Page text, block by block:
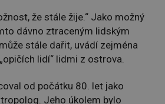
že stále žije.“ Jako možný
dávno ztraceným lidským
stále dařit, uvádí zejména
lidí“ lidmi z ostrova.
od počátku 80. let jako
Jeho úkolem bylo